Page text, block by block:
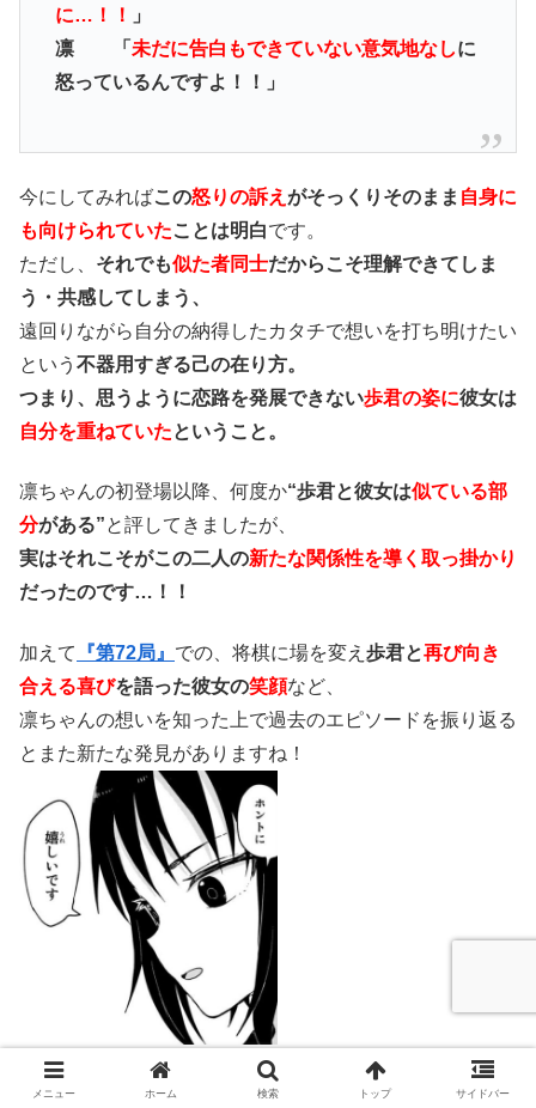
に…！！
」
凛 「 未だに告白もできていない意気地なしに
怒っているんですよ！！」
今にしてみればこの怒りの訴え がそっくりそのまま 自身に
も向けられていたことは明白です。
ただし、 それでも似た者同士だからこそ理解できてしま
う・共感してしまう、
遠回りながら自分の納得したカタチで想いを打ち明けたい
という 不器用すぎる己の在り方。
つまり、思うように恋路を発展できない歩君の姿に彼女は
自分を重ねていたということ。
凛ちゃんの初登場以降、何度か“歩君と彼女は似ている部
分がある”と評してきましたが、
実はそれこそがこの二人の新たな関係性を導く取っ掛かり
だったのです…！！
加えて 『第72局』 での、将棋に場を変え 歩君と再び向き
合える喜びを語った彼女の笑顔など、
凛ちゃんの想いを知った上で過去のエピソードを振り返る
とまた新たな発見がありますね！
（※『第72局』参照）
メニュー ホーム 検索 トップ サイドバー